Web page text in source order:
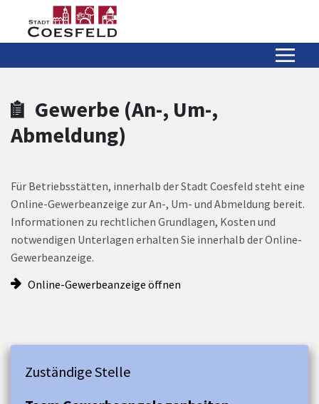
Zum Header
Zum Hauptinhalt
Zum Footer
Zum Hauptinhalt springen
Gewerbe (An-, Um-,
Abmeldung)
Für Betriebsstätten, innerhalb der Stadt Coesfeld steht eine
Online-Gewerbeanzeige zur An-, Um- und Abmeldung bereit.
Informationen zu rechtlichen Grundlagen, Kosten und
notwendigen Unterlagen erhalten Sie innerhalb der Online-
Gewerbeanzeige.
Online-Gewerbeanzeige öffnen
Zuständige Stelle